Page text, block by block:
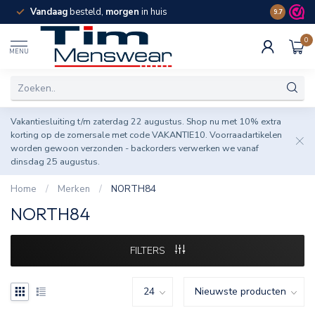
Vandaagbesteld, morgen in huis Spaar
9.7
MENU
0
Vakantiesluiting t/m zaterdag 22 augustus. Shop nu met 10% extra
korting op de zomersale met code VAKANTIE10. Voorraadartikelen
worden gewoon verzonden - backorders verwerken we vanaf
dinsdag 25 augustus.
Home / Merken / NORTH84
NORTH84
FILTERS